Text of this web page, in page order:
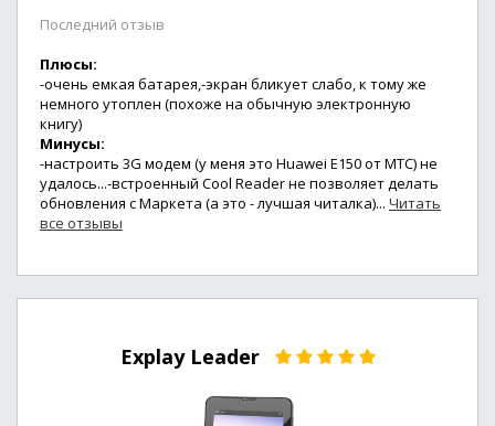
Последний отзыв
Плюсы:
-очень емкая батарея,-экран бликует слабо, к тому же
немного утоплен (похоже на обычную электронную
книгу)
Минусы:
-настроить 3G модем (у меня это Huawei E150 от МТС) не
удалось...-встроенный Cool Reader не позволяет делать
обновления с Маркета (а это - лучшая читалка)... Читать
все отзывы
Explay Leader